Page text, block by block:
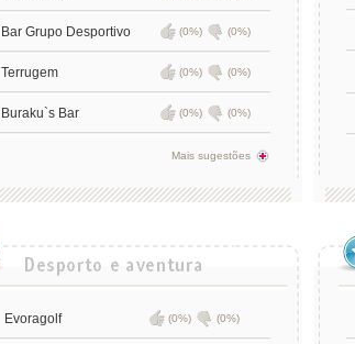
Bar Grupo Desportivo (0%) (0%)
Terrugem (0%) (0%)
Buraku`s Bar (0%) (0%)
Mais sugestões
Evoragolf (0%) (0%)